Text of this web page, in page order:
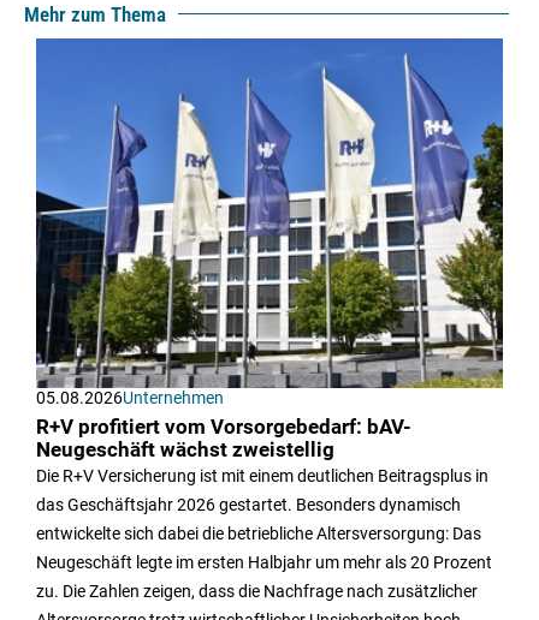
Mehr zum Thema
05.08.2026Unternehmen
R+V profitiert vom Vorsorgebedarf: bAV-
Neugeschäft wächst zweistellig
Die R+V Versicherung ist mit einem deutlichen Beitragsplus in
das Geschäftsjahr 2026 gestartet. Besonders dynamisch
entwickelte sich dabei die betriebliche Altersversorgung: Das
Neugeschäft legte im ersten Halbjahr um mehr als 20 Prozent
zu. Die Zahlen zeigen, dass die Nachfrage nach zusätzlicher